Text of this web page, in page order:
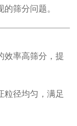
筛分问题。
效率高筛分，提
粒径均匀，满足